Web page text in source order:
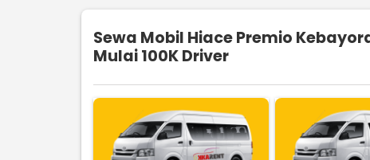
Sewa Mobil Hiace Premio
Mulai 100K Driver